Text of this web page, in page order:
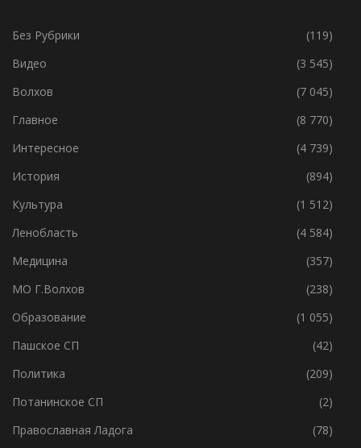
Без Рубрики
(119)
Видео
(3 545)
Волхов
(7 045)
Главное
(8 770)
Интересное
(4 739)
История
(894)
Культура
(1 512)
Ленобласть
(4 584)
Медицина
(357)
МО Г.Волхов
(238)
Образование
(1 055)
Пашское СП
(42)
Политика
(209)
Потанинское СП
(2)